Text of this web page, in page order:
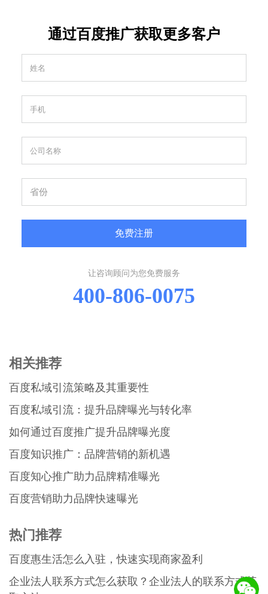
通过百度推广获取更多客户
免费注册
让咨询顾问为您免费服务
400-806-0075
相关推荐
百度私域引流策略及其重要性
百度私域引流：提升品牌曝光与转化率
如何通过百度推广提升品牌曝光度
百度知识推广：品牌营销的新机遇
百度知心推广助力品牌精准曝光
百度营销助力品牌快速曝光
热门推荐
百度惠生活怎么入驻，快速实现商家盈利
企业法人联系方式怎么获取？企业法人的联系方式获